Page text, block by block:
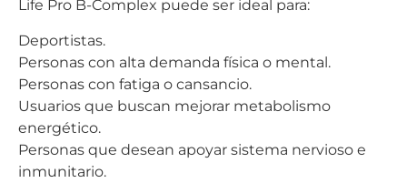
Life Pro B-Complex puede ser ideal para:
Deportistas.
Personas con alta demanda física o mental.
Personas con fatiga o cansancio.
Usuarios que buscan mejorar metabolismo
energético.
Personas que desean apoyar sistema nervioso e
inmunitario.